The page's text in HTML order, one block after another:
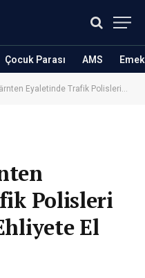
Çocuk Parası AMS
Trafik Polisleri Bir Gecede 28 Ehliyete El Koydu
Polisleri
El